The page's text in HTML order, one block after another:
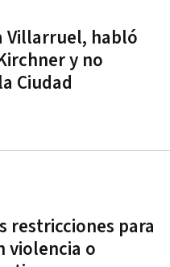
Villarruel, habló
y no
Ciudad
restricciones para
violencia o